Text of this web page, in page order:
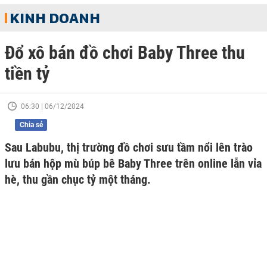
KINH DOANH
Đổ xô bán đồ chơi Baby Three thu
tiền tỷ
06:30 | 06/12/2024
Chia sẻ
Sau Labubu, thị trường đồ chơi sưu tầm nổi lên trào
lưu bán hộp mù búp bê Baby Three trên online lẫn vỉa
hè, thu gần chục tỷ một tháng.